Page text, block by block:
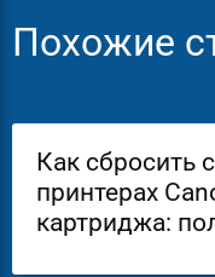
Похожие
Как сбросить
принтерах
картриджа: